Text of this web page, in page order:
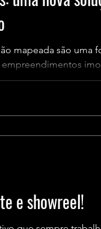
mapeada são uma
e showreel!